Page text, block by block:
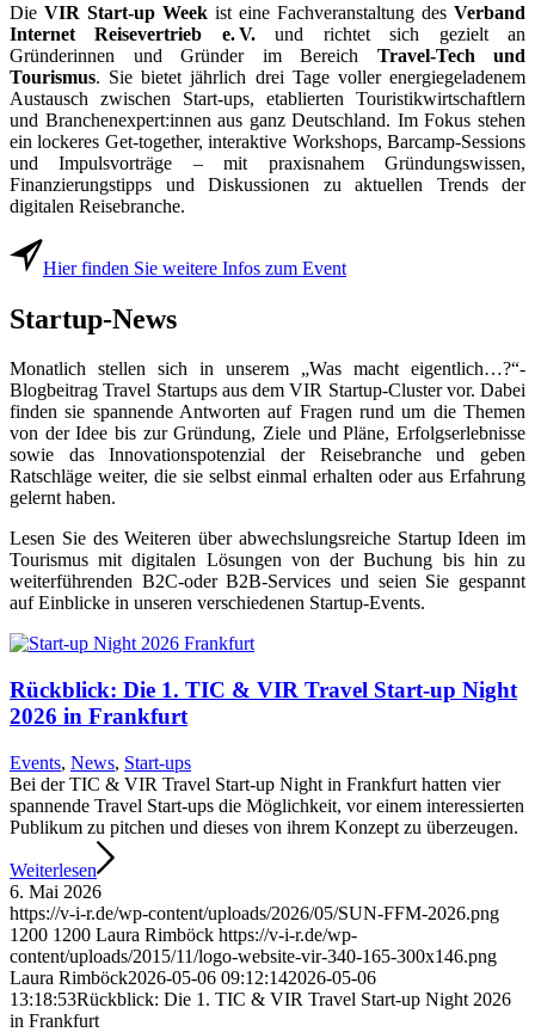
Die VIR Start-up Week ist eine Fachveranstaltung des Verband
Internet Reisevertrieb e. V.und richtet sich gezielt an
Gründerinnen und Gründer im Bereich Travel-Tech und
Tourismus. Sie bietet jährlich drei Tage voller energiegeladenem
Austausch zwischen Start-ups, etablierten Touristikwirtschaftlern
und Branchenexpert:innen aus ganz Deutschland. Im Fokus stehen
ein lockeres Get-together, interaktive Workshops, Barcamp-Sessions
und Impulsvorträge – mit praxisnahem Gründungswissen,
Finanzierungstipps und Diskussionen zu aktuellen Trends der
digitalen Reisebranche.
Hier finden Sie weitere Infos zum Event
Startup-News
Monatlich stellen sich in unserem „Was macht eigentlich…?“-
Blogbeitrag Travel Startups aus dem VIR Startup-Cluster vor. Dabei
finden sie spannende Antworten auf Fragen rund um die Themen
von der Idee bis zur Gründung, Ziele und Pläne, Erfolgserlebnisse
sowie das Innovationspotenzial der Reisebranche und geben
Ratschläge weiter, die sie selbst einmal erhalten oder aus Erfahrung
gelernt haben.
Lesen Sie des Weiteren über abwechslungsreiche Startup Ideen im
Tourismus mit digitalen Lösungen von der Buchung bis hin zu
weiterführenden B2C-oder B2B-Services und seien Sie gespannt
auf Einblicke in unseren verschiedenen Startup-Events.
Rückblick: Die 1. TIC & VIR Travel Start-up Night
2026 in Frankfurt
Events, News, Start-ups
Bei der TIC & VIR Travel Start-up Night in Frankfurt hatten vier
spannende Travel Start-ups die Möglichkeit, vor einem interessierten
Publikum zu pitchen und dieses von ihrem Konzept zu überzeugen.
Weiterlesen
6. Mai 2026
https://v-i-r.de/wp-content/uploads/2026/05/SUN-FFM-2026.png
1200 1200 Laura Rimböck https://v-i-r.de/wp-
content/uploads/2015/11/logo-website-vir-340-165-300x146.png
Laura Rimböck2026-05-06 09:12:142026-05-06
13:18:53Rückblick: Die 1. TIC & VIR Travel Start-up Night 2026
in Frankfurt